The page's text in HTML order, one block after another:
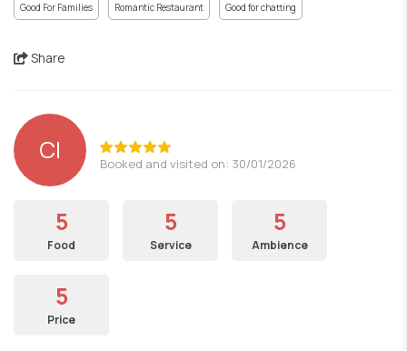
Good For Families Romantic Restaurant Good for chatting
Share
CI Booked and visited on: 30/01/2026
5
Food
5
Service
5
Ambience
5
Price